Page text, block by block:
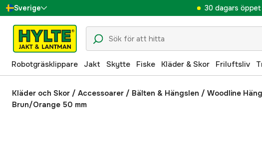
Sverige
Danmark
Suomi
Norge
Deutschland
30 dagars
Robotgräsklippare Jakt Skytte Fiske Kläder & Skor Friluftsliv
Kläder och Skor / Accessoarer / Bälten & Hängslen / Woodline
Brun/Orange 50 mm